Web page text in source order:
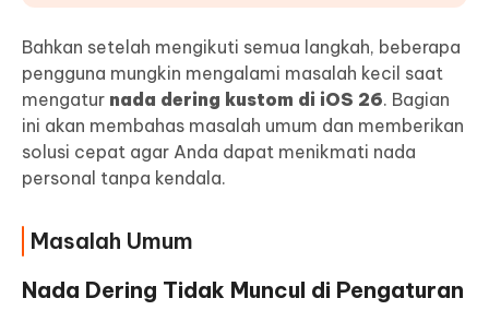
Bahkan setelah mengikuti semua langkah, beberapa
pengguna mungkin mengalami masalah kecil saat
mengatur nada dering kustom di iOS 26. Bagian
ini akan membahas masalah umum dan memberikan
solusi cepat agar Anda dapat menikmati nada
personal tanpa kendala.
Masalah Umum
Nada Dering Tidak Muncul di Pengaturan